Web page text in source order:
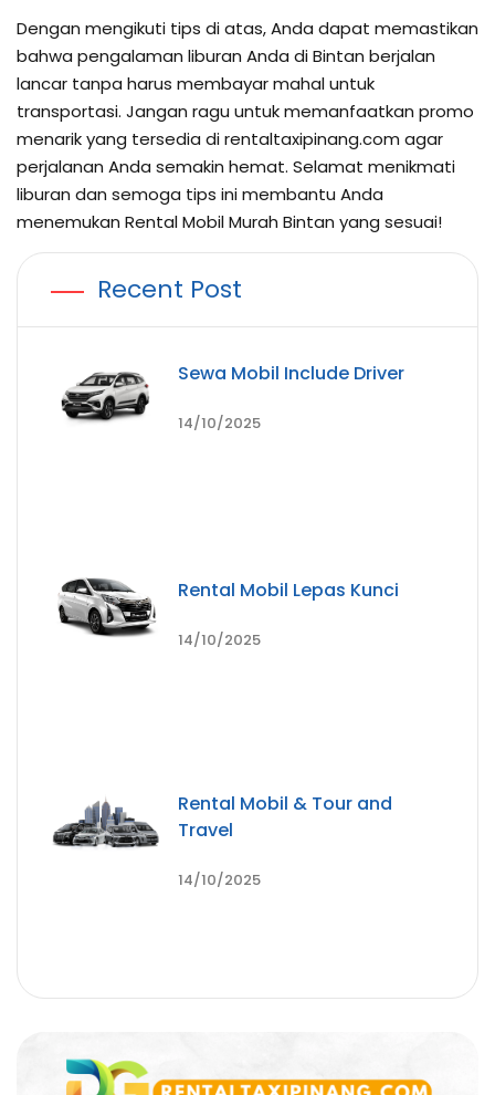
Dengan mengikuti tips di atas, Anda dapat memastikan
bahwa pengalaman liburan Anda di Bintan berjalan
lancar tanpa harus membayar mahal untuk
transportasi. Jangan ragu untuk memanfaatkan promo
menarik yang tersedia di rentaltaxipinang.com agar
perjalanan Anda semakin hemat. Selamat menikmati
liburan dan semoga tips ini membantu Anda
menemukan Rental Mobil Murah Bintan yang sesuai!
Recent Post
Sewa Mobil Include Driver
14/10/2025
Rental Mobil Lepas Kunci
14/10/2025
Rental Mobil & Tour and
Travel
14/10/2025